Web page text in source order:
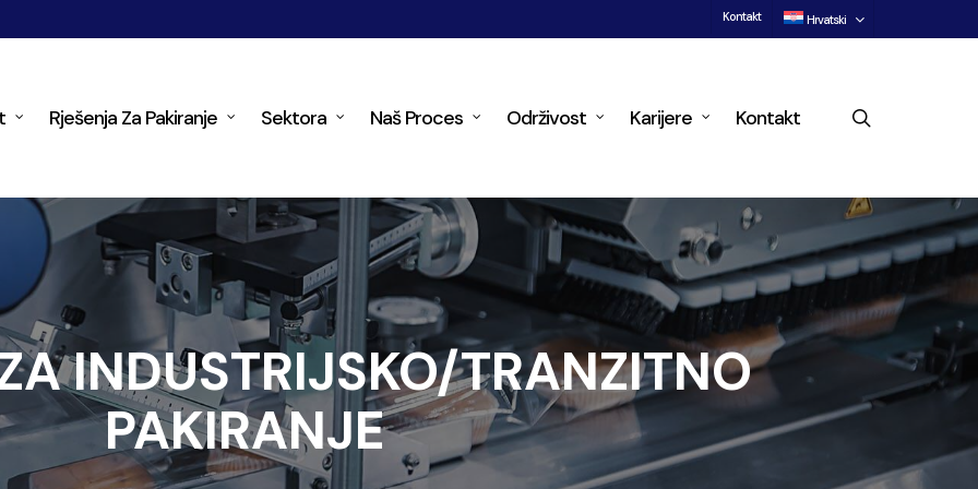
Kontakt Hrvatski
Rješenja Za Pakiranje Sektora Naš Proces Održivost Karijere Kontakt
INDUSTRIJSKO/TRANZITNO
PAKIRANJE